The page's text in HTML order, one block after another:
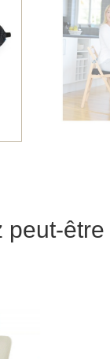
peut-être